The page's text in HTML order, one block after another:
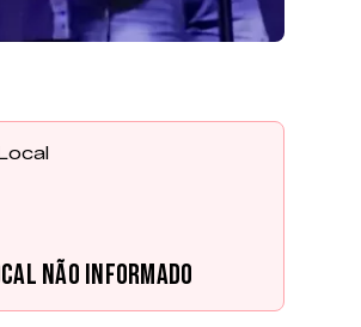
não informado